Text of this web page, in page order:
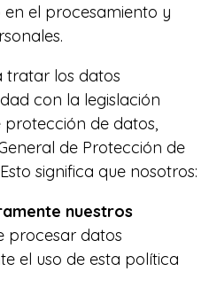
el procesamiento y
tratar los datos
con la legislación
de datos,
de Protección de
significa que nosotros:
nuestros
procesar datos
el uso de esta política